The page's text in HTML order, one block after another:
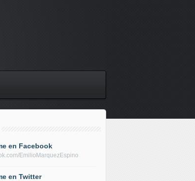
en Facebook
EmilioMarquezEspino
en Twitter